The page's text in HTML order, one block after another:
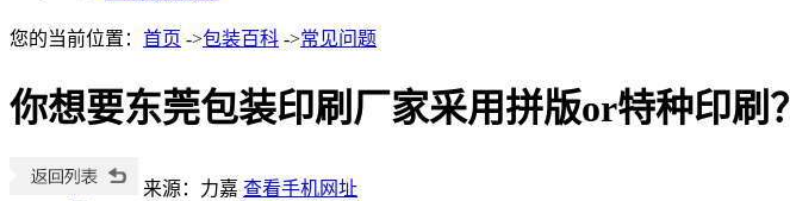
您的当前位置： 首页 ->包装百科 ->常见问题
你想要东莞包装印刷厂家采用拼版or特种印刷？
来源：力嘉 查看手机网址